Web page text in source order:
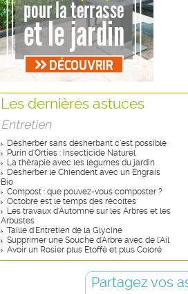
Les dernières astuces
Entretien
Désherber sans désherbant c’est possible
Purin d'Orties : Insecticide Naturel
La thérapie avec les légumes du jardin
Désherber le Chiendent avec un Engrais
Bio
Compost : que pouvez-vous composter ?
Octobre est le temps des récoltes
Les travaux d'Automne sur les Arbres et les
Arbustes
Taille d'Entretien de la Glycine
Supprimer une Souche d'Arbre avec de l'Ail
Avoir un Rosier plus Etoffé et plus Coloré
Partagez vos